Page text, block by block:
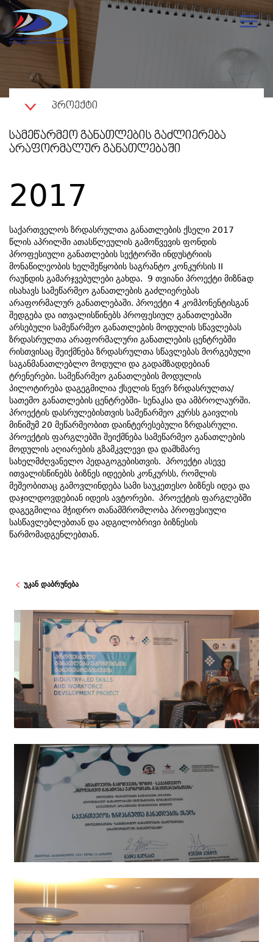
ᲞᲠᲝᲔᲥᲢᲘ
ᲡᲐᲛᲔᲬᲐᲠᲛᲔᲝ ᲒᲐᲜᲐᲗᲚᲔᲑᲘᲡ ᲒᲐᲫᲚᲘᲔᲠᲔᲑᲐ
ᲐᲠᲐᲤᲝᲠᲛᲐᲚᲣᲠ ᲒᲐᲜᲐᲗᲚᲔᲑᲐᲨᲘ
2017
საქართველოს ზრდასრულთა განათლების ქსელი 2017
წლის აპრილში ათასწლეულის გამოწვევის ფონდის
პროფესიული განათლების სექტორში ინდუსტრიის
მონაწილეობის ხელშეწყობის საგრანტო კონკურსის II
რაუნდის გამარჯვებულები გახდა. 9 თვიანი პროექტი მიზნaდ
ისახავს სამეწარმეო განათლების გაძლიერებას
არაფორმალურ განათლებაში. პროექტი 4 კომპონენტისგან
შედგება და ითვალისწინებს პროფესიულ განათლებაში
არსებული სამეწარმეო განათლების მოდულის სწავლებას
ზრდასრულთა არაფორმალური განათლების ცენტრებში
რისთვისაც შეიქმნება ზრდასრულთა სწავლებას მორგებული
საგანმანათლებლო მოდული და გადამზადდებიან
ტრენერები. სამეწარმეო განათლების მოდულის
პილოტირება დაგეგმილია ქსელის წევრ ზრდასრულთა/
სათემო განათლების ცენტრებში- სენაკსა და ამბროლაურში.
პროექტის დასრულებისთვის სამეწარმეო კურსს გაივლის
მინიმუმ 20 მეწარმეობით დაინტერესებული ზრდასრული.
პროექტის ფარგლებში შეიქმნება სამეწარმეო განათლების
მოდულის აღიარების გზამკვლევი და დამხმარე
სახელმძღვანელო პედაგოგებისთვის. პროექტი ასევე
ითვალისწინებს ბიზნეს იდეების კონკურსს, რომლის
მეშეობითაც გამოვლინდება სამი საუკეთესო ბიზნეს იდეა და
დაჯილდოვდებიან იდეის ავტორები. პროექტის ფარგლებში
დაგეგმილია მჭიდრო თანამშრომლობა პროფესიული
სასწავლებლებთან და ადგილობრივი ბიზნესის
წარმომადგენლებთან.
უკან დაბრუნება